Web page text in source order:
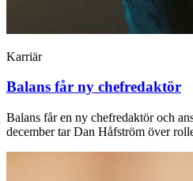
Karriär
Balans får ny chefredaktör
Balans får en ny chefredaktör och
december tar Dan Håfström över